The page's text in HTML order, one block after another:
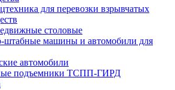
для перевозки взрывчатых
столовые
штабные машины и автомобили для
автомобили
подъемники ТСПП-ГИРД